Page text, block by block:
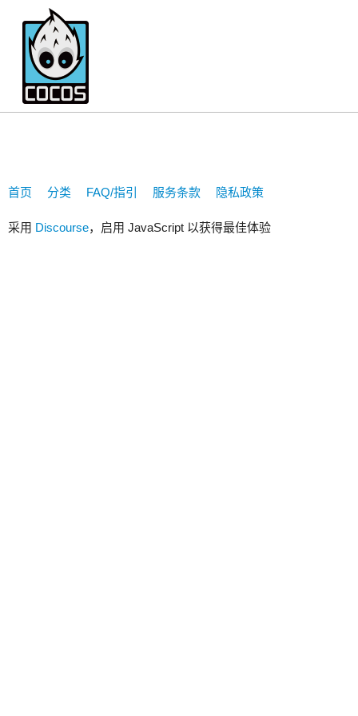
767499948
首页 分类 FAQ/指引 服务条款 隐私政策
采用 Discourse，启用 JavaScript 以获得最佳体验